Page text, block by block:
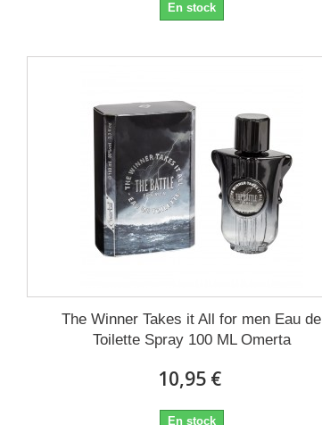
En stock
The Winner Takes it All for men Eau de
Toilette Spray 100 ML Omerta
10,95 €
En stock